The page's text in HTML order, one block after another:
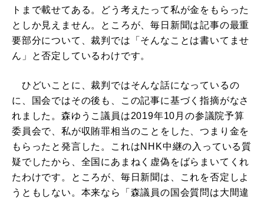
トまで載せてある。どう考えたって私が金をもらった
としか見えません。ところが、毎日新聞は記事の最重
要部分について、裁判では「そんなことは書いてませ
ん」と否定しているわけです。
ひどいことに、裁判ではそんな話になっているの
に、国会ではその後も、この記事に基づく指摘がなさ
れました。森ゆうこ議員は2019年10月の参議院予算
委員会で、私が収賄罪相当のことをした、つまり金を
もらったと発言した。これはNHK中継の入っている質
疑でしたから、全国にあまねく虚偽をばらまいてくれ
たわけです。ところが、毎日新聞は、これを否定しよ
うともしない。本来なら「森議員の国会質問は大間違